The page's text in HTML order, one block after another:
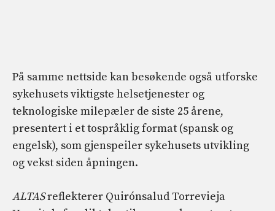
På samme nettside kan besøkende også utforske
sykehusets viktigste helsetjenester og
teknologiske milepæler de siste 25 årene,
presentert i et tospråklig format (spansk og
engelsk), som gjenspeiler sykehusets utvikling
og vekst siden åpningen.
ALTASreflekterer Quirónsalud Torrevieja